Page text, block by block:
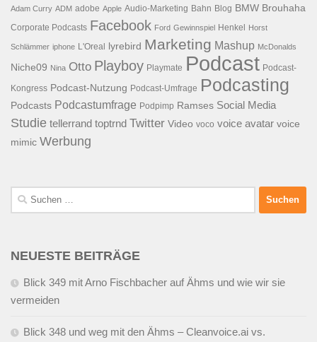
Adam Curry ADM adobe Apple Audio-Marketing Bahn Blog BMW Brouhaha
Corporate Podcasts Facebook Ford Gewinnspiel Henkel Horst
Schlämmer iphone L'Oreal lyrebird Marketing Mashup McDonalds
Niche09 Nina Otto Playboy Playmate Podcast Podcast-
Kongress Podcast-Nutzung Podcast-Umfrage Podcasting
Podcasts Podcastumfrage Podpimp Ramses Social Media
Studie tellerrand toptrnd Twitter Video voco voice avatar voice
mimic Werbung
Suchen
nach:
NEUESTE BEITRÄGE
Blick 349 mit Arno Fischbacher auf Ähms und wie wir sie
vermeiden
Blick 348 und weg mit den Ähms – Cleanvoice.ai vs.